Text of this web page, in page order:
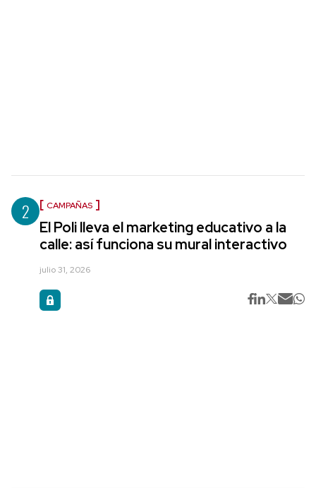
2 CAMPAÑAS
El Poli lleva el marketing educativo a la
calle: así funciona su mural interactivo
julio 31, 2026